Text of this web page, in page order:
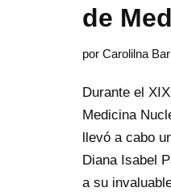
de
por Carolilna
Durante el
Medicina
llevó a cabo
Diana Isabel
a su